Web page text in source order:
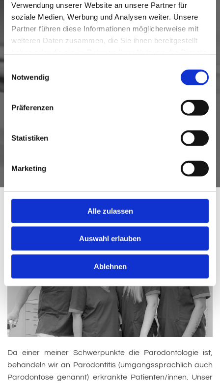
Verwendung unserer Website an unsere Partner für
soziale Medien, Werbung und Analysen weiter. Unsere
Partner führen diese Informationen möglicherweise mit
weiteren Daten zusammen, die Sie ihnen bereitgestellt
Notwendig
Präferenzen
Statistiken
Marketing
Alle zulassen
Auswahl erlauben
Ablehnen
 vollkeramische Sofortversorgungen (Cerec)
Wiederherstellung der Kaufunktion
Ästhetische Zahnheilkunde
Implantologie
Da einer meiner Schwerpunkte die Parodontologie ist,
behandeln wir an Parodontitis (umgangssprachlich auch
Parodontose genannt) erkrankte Patienten/innen. Unser